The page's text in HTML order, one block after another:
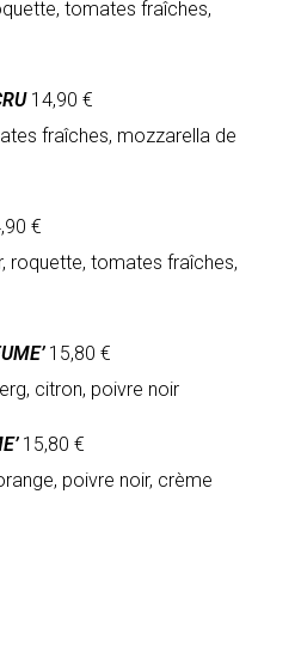
tomates fraîches,
14,90 €
fraîches, mozzarella de
€
roquette, tomates fraîches,
15,80 €
citron, poivre noir
15,80 €
poivre noir, crème